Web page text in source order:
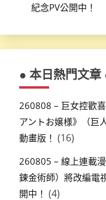
紀念PV公開中！
● 本日熱門文章
260808 – 巨女控歡
アントお嬢様》（巨
動畫版！ (16)
260805 – 線上連載
鍊金術師）將改編電
開中！ (4)